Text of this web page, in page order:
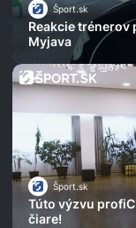
Šport.sk
Reakcie trénerov
Myjava
Šport.sk
Túto výzvu
čiare!